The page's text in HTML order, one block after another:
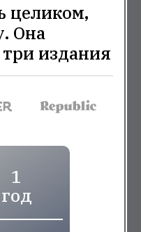
целиком,
Она
издания
1
год